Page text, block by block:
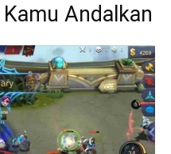
Andalkan